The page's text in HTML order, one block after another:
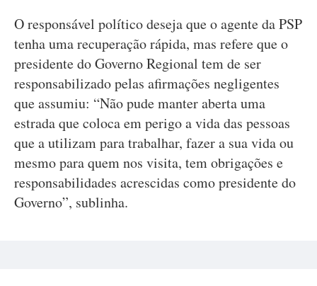
O responsável político deseja que o agente da PSP
tenha uma recuperação rápida, mas refere que o
presidente do Governo Regional tem de ser
responsabilizado pelas afirmações negligentes
que assumiu: “Não pude manter aberta uma
estrada que coloca em perigo a vida das pessoas
que a utilizam para trabalhar, fazer a sua vida ou
mesmo para quem nos visita, tem obrigações e
responsabilidades acrescidas como presidente do
Governo”, sublinha.